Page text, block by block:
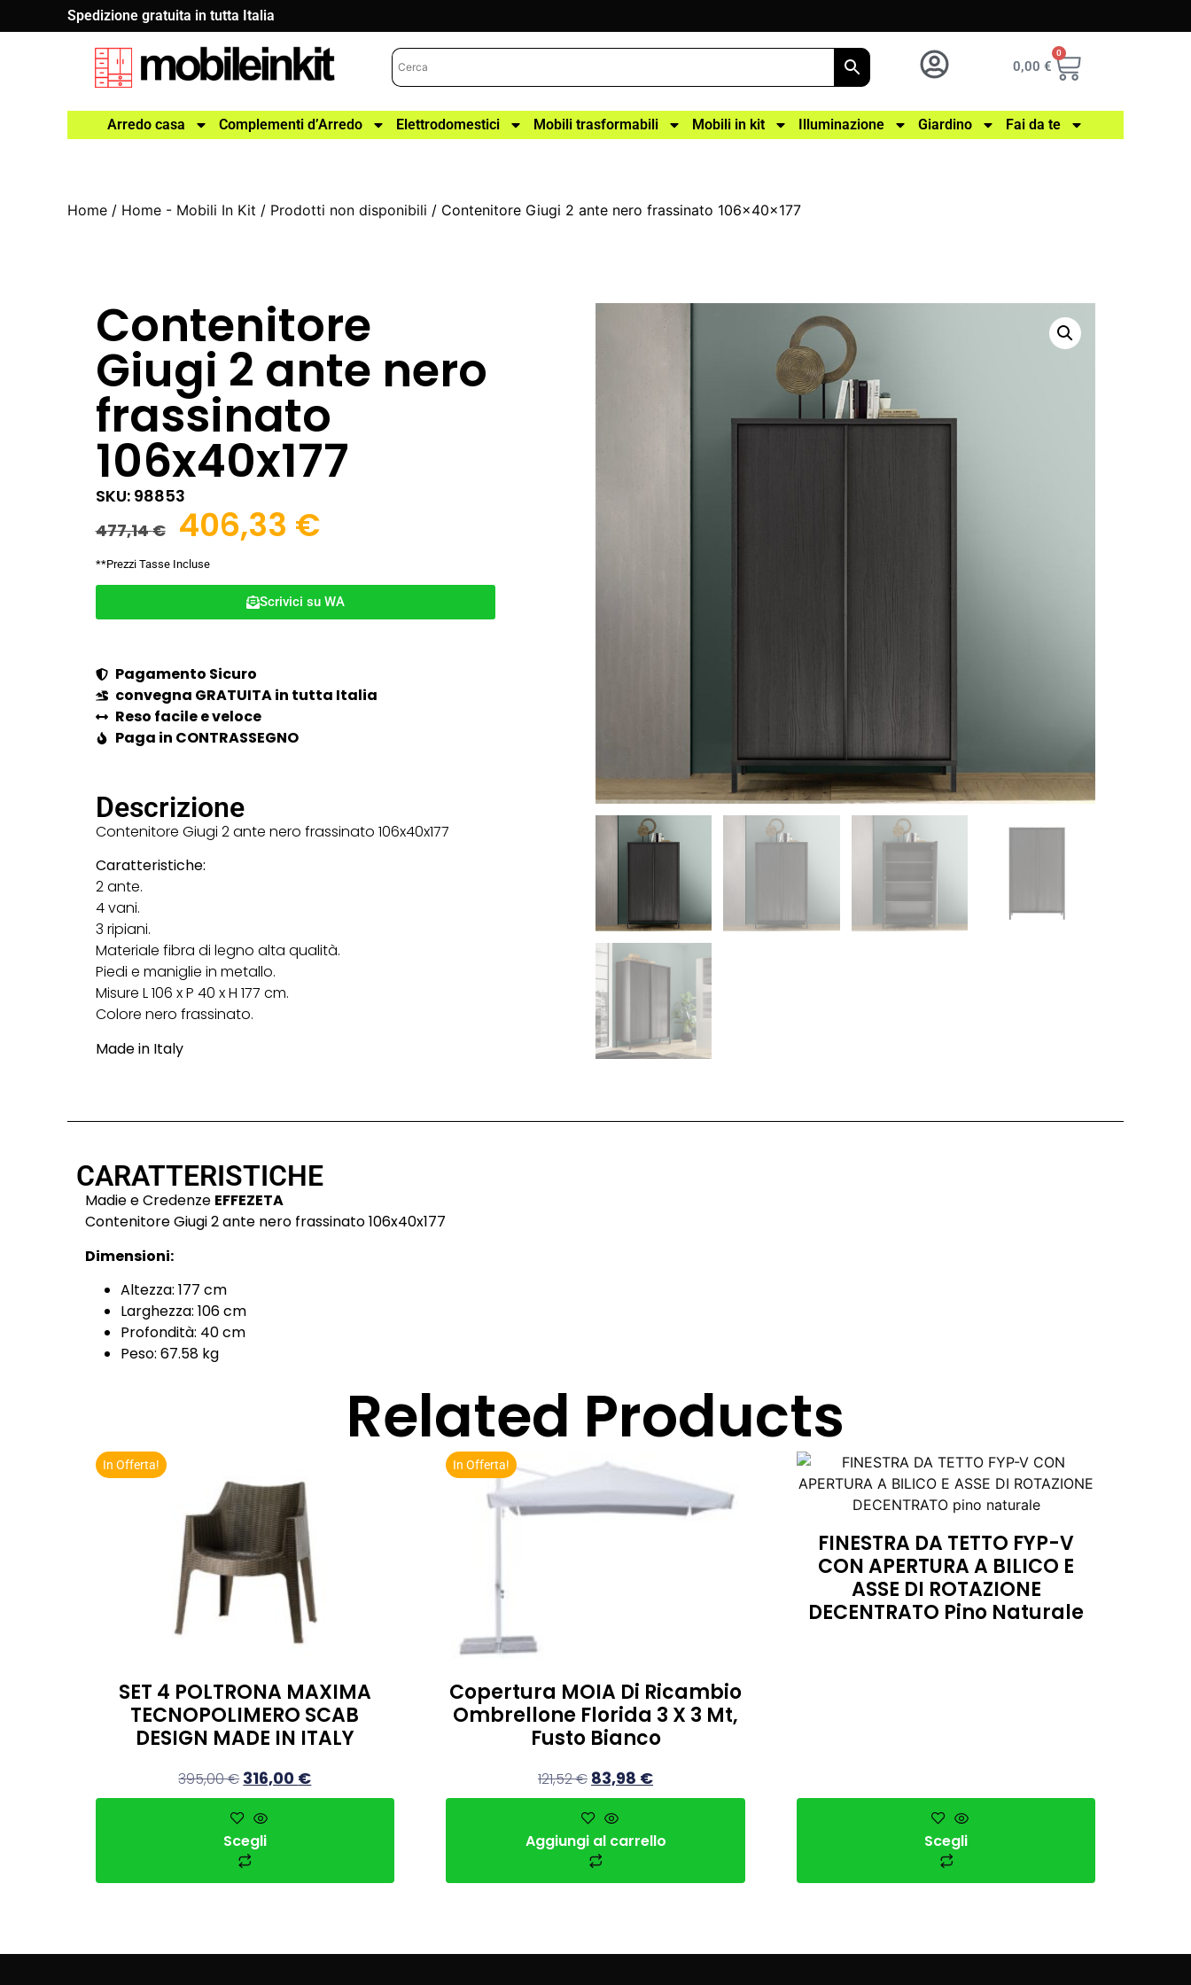
Spedizione gratuita in tutta Italia
0,00 €
0
Arredo casa Complementi d’Arredo Elettrodomestici Mobili trasformabili Mobili in kit Illuminazione Giardino Fai da te
Home / Home - Mobili In Kit / Prodotti non disponibili / Contenitore Giugi 2 ante nero frassinato 106x40x177
Contenitore
Giugi 2 ante nero
frassinato
106x40x177
SKU: 98853
477,14€ 406,33 €
**Prezzi Tasse Incluse
Scrivici su WA
Pagamento Sicuro
convegna GRATUITA in tutta Italia
Reso facile e veloce
Paga in CONTRASSEGNO
Descrizione
Contenitore Giugi 2 ante nero frassinato 106x40x177
Caratteristiche:
2 ante.
4 vani.
3 ripiani.
Materiale fibra di legno alta qualità.
Piedi e maniglie in metallo.
Misure L 106 x P 40 x H 177 cm.
Colore nero frassinato.
Made in Italy
CARATTERISTICHE
Madie e Credenze EFFEZETA
Contenitore Giugi 2 ante nero frassinato 106x40x177
Dimensioni:
Altezza: 177 cm
Larghezza: 106 cm
Profondità: 40 cm
Peso: 67.58 kg
Related Products
In Offerta!
SET 4 POLTRONA MAXIMA
TECNOPOLIMERO SCAB
DESIGN MADE IN ITALY
395,00€ 316,00 €
Scegli
In Offerta!
Copertura MOIA Di Ricambio
Ombrellone Florida 3 X 3 Mt,
Fusto Bianco
121,52€ 83,98 €
Aggiungi al carrello
FINESTRA DA TETTO FYP-V
CON APERTURA A BILICO E
ASSE DI ROTAZIONE
DECENTRATO Pino Naturale
Scegli